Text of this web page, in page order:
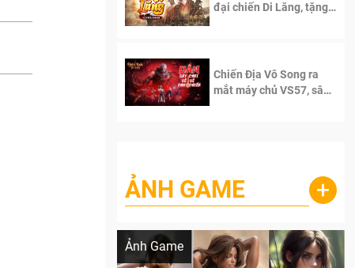
đại chiến Di Lăng, tặng
Chiến Địa Vô Song ra
mắt máy chủ VS57, sân
ẢNH GAME +
Ảnh Game
Lala Croft vừa nóng vừa xinh dưới nét vẽ